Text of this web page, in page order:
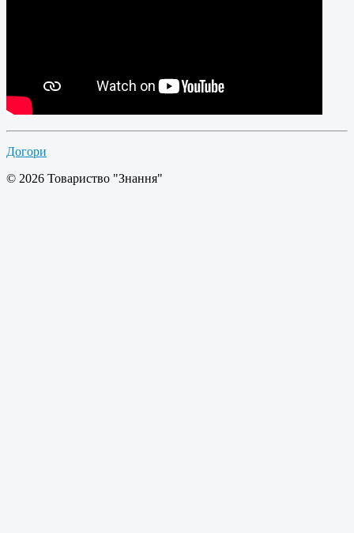
Догори
© 2026 Товариство "Знання"